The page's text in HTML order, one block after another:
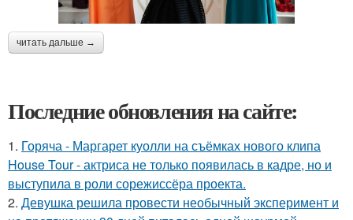
читать дальше →
Последние обновления на сайте:
1. Горяча - Маргарет куолли на съёмках нового клипа
House Tour - актриса не только появилась в кадре, но и
выступила в роли сорежиссёра проекта.
2. Девушка решила провести необычный эксперимент и